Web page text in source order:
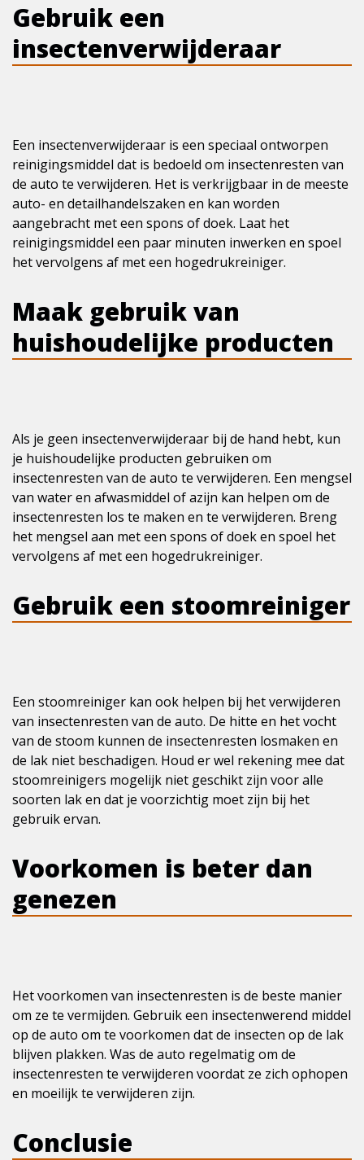
Gebruik een
insectenverwijderaar
Een insectenverwijderaar is een speciaal ontworpen
reinigingsmiddel dat is bedoeld om insectenresten van
de auto te verwijderen. Het is verkrijgbaar in de meeste
auto- en detailhandelszaken en kan worden
aangebracht met een spons of doek. Laat het
reinigingsmiddel een paar minuten inwerken en spoel
het vervolgens af met een hogedrukreiniger.
Maak gebruik van
huishoudelijke producten
Als je geen insectenverwijderaar bij de hand hebt, kun
je huishoudelijke producten gebruiken om
insectenresten van de auto te verwijderen. Een mengsel
van water en afwasmiddel of azijn kan helpen om de
insectenresten los te maken en te verwijderen. Breng
het mengsel aan met een spons of doek en spoel het
vervolgens af met een hogedrukreiniger.
Gebruik een stoomreiniger
Een stoomreiniger kan ook helpen bij het verwijderen
van insectenresten van de auto. De hitte en het vocht
van de stoom kunnen de insectenresten losmaken en
de lak niet beschadigen. Houd er wel rekening mee dat
stoomreinigers mogelijk niet geschikt zijn voor alle
soorten lak en dat je voorzichtig moet zijn bij het
gebruik ervan.
Voorkomen is beter dan
genezen
Het voorkomen van insectenresten is de beste manier
om ze te vermijden. Gebruik een insectenwerend middel
op de auto om te voorkomen dat de insecten op de lak
blijven plakken. Was de auto regelmatig om de
insectenresten te verwijderen voordat ze zich ophopen
en moeilijk te verwijderen zijn.
Conclusie